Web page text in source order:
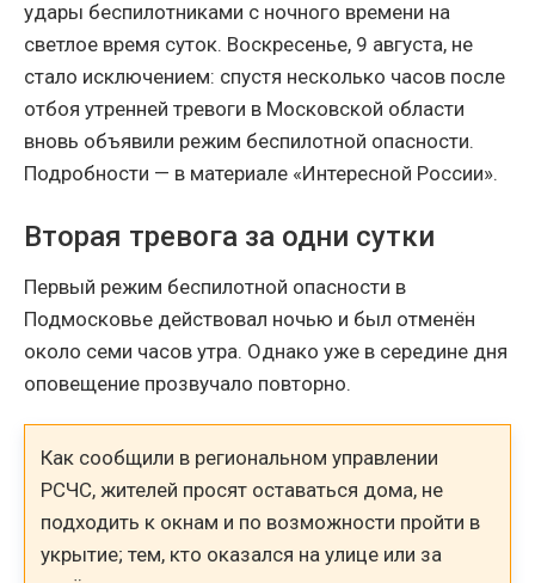
удары беспилотниками с ночного времени на
светлое время суток. Воскресенье, 9 августа, не
стало исключением: спустя несколько часов после
отбоя утренней тревоги в Московской области
вновь объявили режим беспилотной опасности.
Подробности — в материале «Интересной России».
Вторая тревога за одни сутки
Первый режим беспилотной опасности в
Подмосковье действовал ночью и был отменён
около семи часов утра. Однако уже в середине дня
оповещение прозвучало повторно.
Как сообщили в региональном управлении
РСЧС, жителей просят оставаться дома, не
подходить к окнам и по возможности пройти в
укрытие; тем, кто оказался на улице или за